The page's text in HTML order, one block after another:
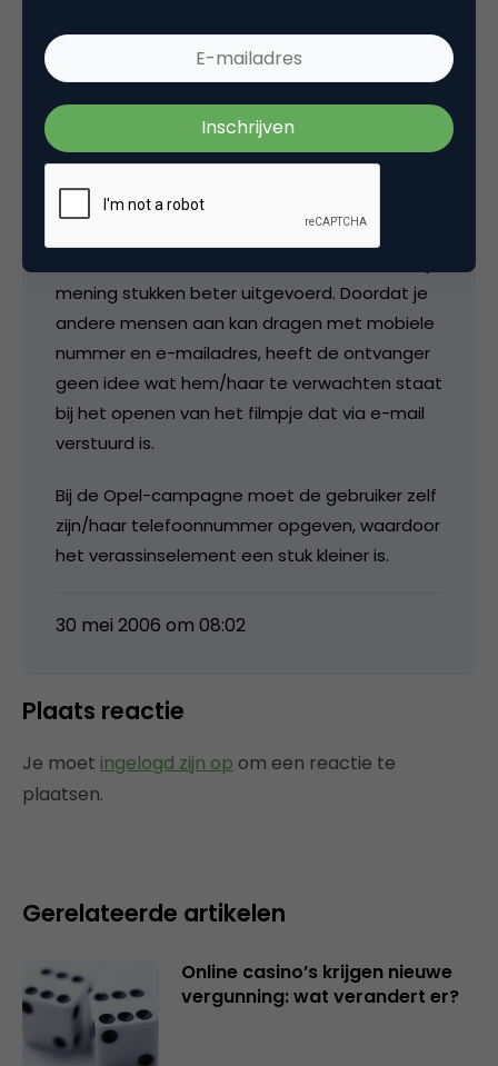
30 mei 2006 om 05:24
Jan Willem
Ondanks dat beide campagnes hetzelfde
mening stukken beter uitgevoerd. Doordat je
andere mensen aan kan dragen met mobiele
nummer en e-mailadres, heeft de ontvanger
geen idee wat hem/haar te verwachten staat
bij het openen van het filmpje dat via e-mail
verstuurd is.
Bij de Opel-campagne moet de gebruiker zelf
zijn/haar telefoonnummer opgeven, waardoor
het verassinselement een stuk kleiner is.
30 mei 2006 om 08:02
Plaats reactie
Je moet ingelogd zijn op om een reactie te
plaatsen.
Gerelateerde artikelen
Online casino’s krijgen nieuwe
vergunning: wat verandert er?